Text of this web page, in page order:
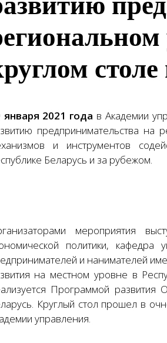
января 2021 года в Академии
предпринимательства
и инструментов
Беларусь и за рубежом.
мероприятия
политики,
и нанимателей
на местном уровне в
Программой
Круглый стол прошел в
управления.